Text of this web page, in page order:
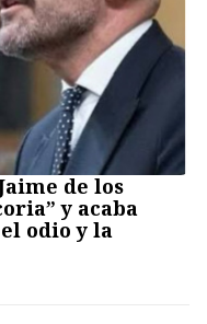
de los
y acaba
odio y la